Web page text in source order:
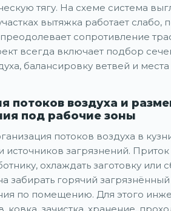
тягу. На схеме система
вытяжка работает слабо,
сопротивление
всегда включает подбор
балансировку ветвей и
потоков воздуха и
под рабочие зоны
потоков воздуха в
источников загрязнений.
охлаждать заготовку или
забирать горячий
по помещению. Для этого